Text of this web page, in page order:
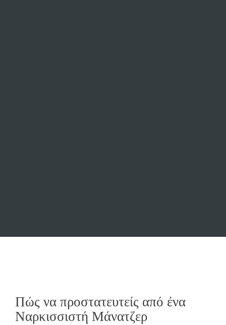
Πώς να προστατευτείς από ένα
Ναρκισσιστή Μάνατζερ